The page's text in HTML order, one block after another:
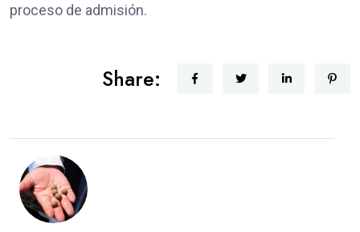
proceso de admisión.
Share: